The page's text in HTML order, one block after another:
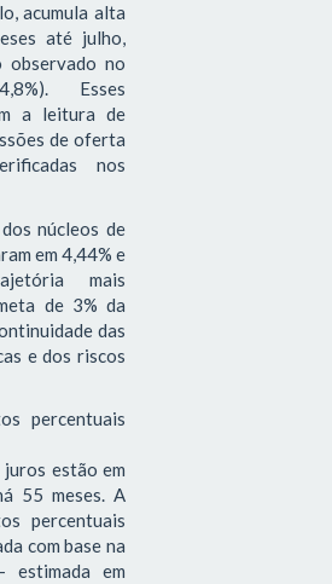
acumula alta
até julho,
observado no
Esses
a leitura de
de oferta
nos
núcleos de
em 4,44% e
mais
de 3% da
das
e dos riscos
percentuais
estão em
55 meses. A
percentuais
com base na
em